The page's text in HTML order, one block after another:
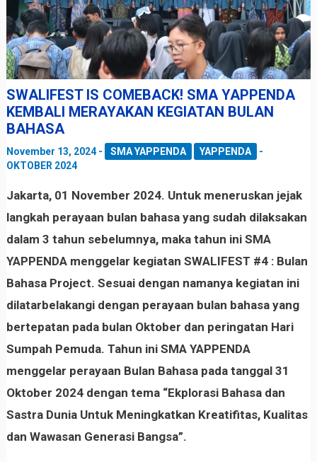
SWALIFEST IS COMEBACK! SMA YAPPENDA
KEMBALI MERAYAKAN KEGIATAN BULAN
BAHASA
November 13, 2024- SMA YAPPENDA YAPPENDA
-
OKTOBER 2024
Jakarta, 01 November 2024. Untuk meneruskan jejak
langkah perayaan bulan bahasa yang sudah dilaksakan
dalam 3 tahun sebelumnya, maka tahun ini SMA
YAPPENDA menggelar kegiatan SWALIFEST #4 : Bulan
Bahasa Project. Sesuai dengan namanya kegiatan ini
dilatarbelakangi dengan perayaan bulan bahasa yang
bertepatan pada bulan Oktober dan peringatan Hari
Sumpah Pemuda. Tahun ini SMA YAPPENDA
menggelar perayaan Bulan Bahasa pada tanggal 31
Oktober 2024 dengan tema “Ekplorasi Bahasa dan
Sastra Dunia Untuk Meningkatkan Kreatifitas, Kualitas
dan Wawasan Generasi Bangsa”.